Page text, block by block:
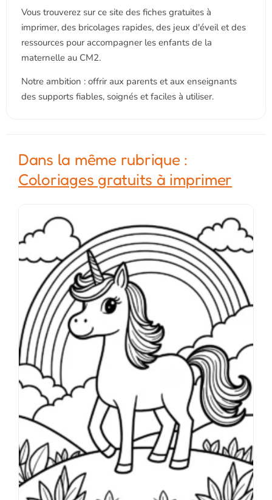
Vous trouverez sur ce site des fiches gratuites à
imprimer, des bricolages rapides, des jeux d'éveil et des
ressources pour accompagner les enfants de la
maternelle au CM2.
Notre ambition : offrir aux parents et aux enseignants
des supports fiables, soignés et faciles à utiliser.
Dans la même rubrique :
Coloriages gratuits à imprimer